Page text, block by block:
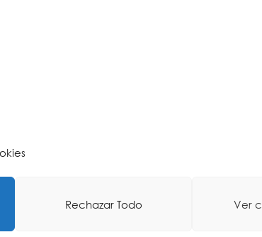
Rechazar Todo Ver
Postontzi Etikoa-Web Diseinua: La Consulta